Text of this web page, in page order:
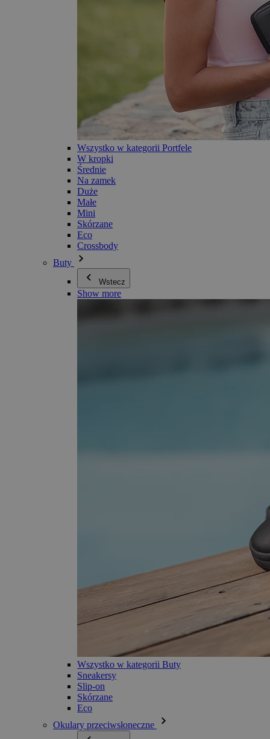
Wszystko w kategorii Portfele
W kropki
Średnie
Na zamek
Duże
Małe
Mini
Skórzane
Eco
Crossbody
Buty
Wstecz
Show more
Wszystko w kategorii Buty
Sneakersy
Slip-on
Skórzane
Eco
Okulary przeciwsłoneczne